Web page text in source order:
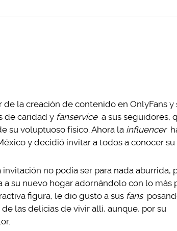
la creación de contenido en OnlyFans y
de caridad y fanservice a sus seguidores,
su voluptuoso físico. Ahora la influencer
y decidió invitar a todos a conocer su
no podía ser para nada aburrida,
su nuevo hogar adornándolo con lo más
figura, le dio gusto a sus fans
las delicias de vivir allí, aunque, por su